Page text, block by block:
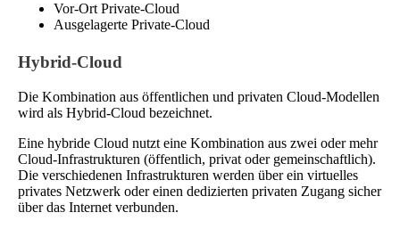
Vor-Ort Private-Cloud
Ausgelagerte Private-Cloud
Hybrid-Cloud
Die Kombination aus öffentlichen und privaten Cloud-Modellen
wird als Hybrid-Cloud bezeichnet.
Eine hybride Cloud nutzt eine Kombination aus zwei oder mehr
Cloud-Infrastrukturen (öffentlich, privat oder gemeinschaftlich).
Die verschiedenen Infrastrukturen werden über ein virtuelles
privates Netzwerk oder einen dedizierten privaten Zugang sicher
über das Internet verbunden.